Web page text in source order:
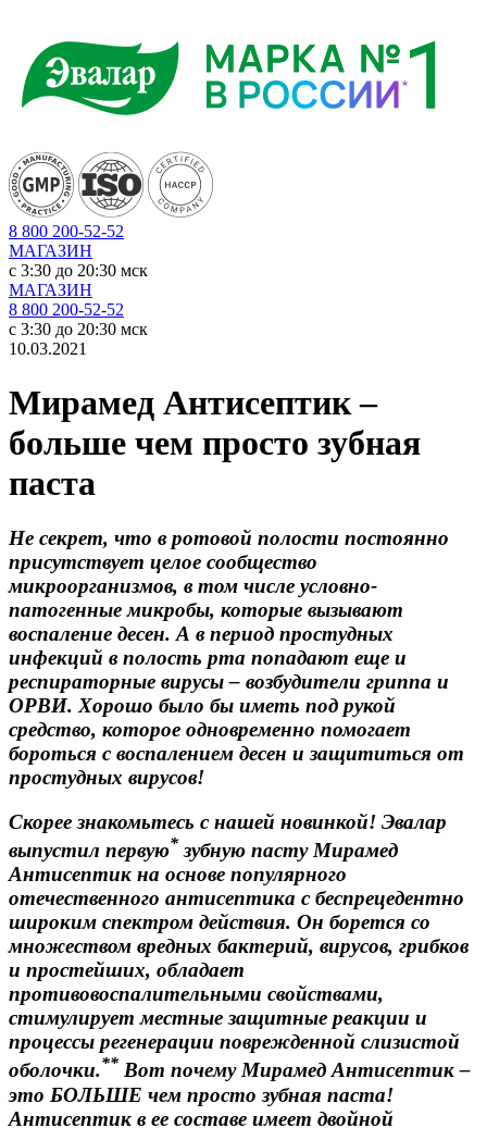
8 800 200-52-52
МАГАЗИН
c 3:30 до 20:30 мск
МАГАЗИН
8 800 200-52-52
c 3:30 до 20:30 мск
10.03.2021
Мирамед Антисептик –
больше чем просто зубная
паста
Не секрет, что в ротовой полости постоянно
присутствует целое сообщество
микроорганизмов, в том числе условно-
патогенные микробы, которые вызывают
воспаление десен. А в период простудных
инфекций в полость рта попадают еще и
респираторные вирусы – возбудители гриппа и
ОРВИ. Хорошо было бы иметь под рукой
средство, которое одновременно помогает
бороться с воспалением десен и защититься от
простудных вирусов!
Скорее знакомьтесь с нашей новинкой! Эвалар
выпустил первую* зубную пасту Мирамед
Антисептик на основе популярного
отечественного антисептика с беспрецедентно
широким спектром действия. Он борется со
множеством вредных бактерий, вирусов, грибков
и простейших, обладает
противовоспалительными свойствами,
стимулирует местные защитные реакции и
процессы регенерации поврежденной слизистой
оболочки.** Вот почему Мирамед Антисептик –
это БОЛЬШЕ чем просто зубная паста!
Антисептик в ее составе имеет двойной